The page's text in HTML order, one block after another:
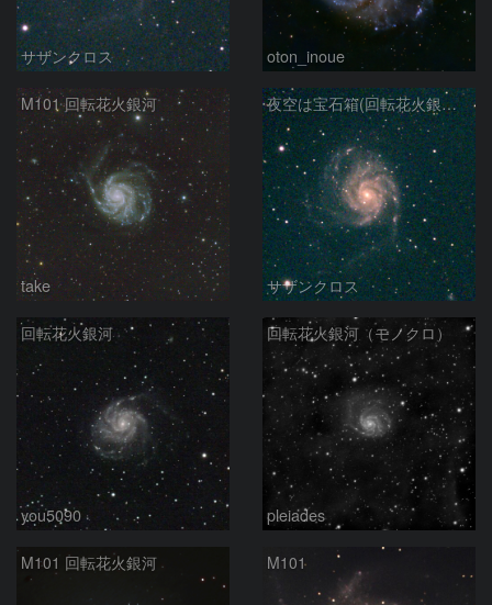
サザンクロス oton_inoue
M101 回転花火銀河
take
夜空は宝石箱(回転花火銀河 M101) Seestar50
サザンクロス
回転花火銀河
you5090
回転花火銀河（モノクロ）
pleiades
M101 回転花火銀河 M101